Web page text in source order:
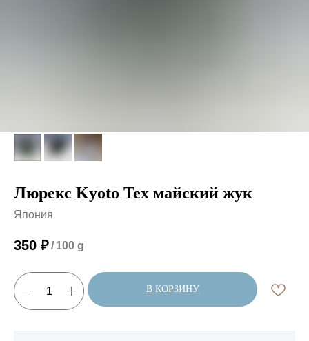
Люрекс Kyoto Tex майский жук
Япония
350 ₽/ 100 g
В КОРЗИНУ